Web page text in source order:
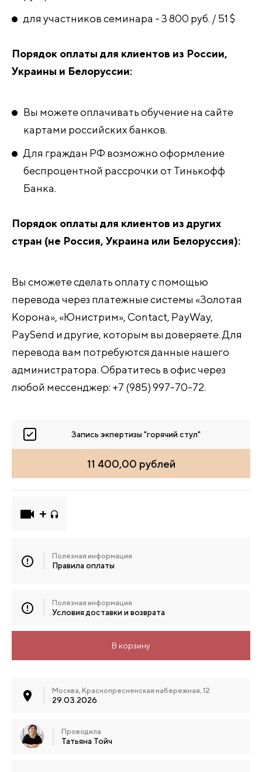
Москва, Краснопресненская набережная, 12
29.03.2026
Проводила
Татьяна Тойч
для участников семинара - 3 800 руб. / 51 $
Порядок оплаты для клиентов из России,
Украины и Белоруссии:
Вы можете оплачивать обучение на сайте
картами российских банков.
Для граждан РФ возможно оформление
беспроцентной рассрочки от Тинькофф
Банка.
Порядок оплаты для клиентов из других
стран (не Россия, Украина или Белоруссия):
Вы сможете сделать оплату с помощью
перевода через платежные системы «Золотая
Корона», «Юнистрим», Contact, PayWay,
PaySend и другие, которым вы доверяете. Для
перевода вам потребуются данные нашего
администратора. Обратитесь в офис через
любой мессенджер: +7 (985) 997-70-72.
Запись экпертизы "горячий стул"
11 400,00 рублей
Полезная информация
Правила оплаты
Полезная информация
Условия доставки и возврата
В корзину